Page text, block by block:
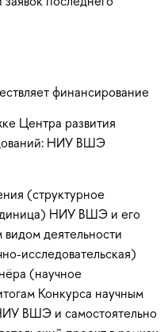
финансирование
Центра развития
НИУ ВШЭ
(структурное
НИУ ВШЭ и его
деятельности
исследовательская)
(научное
Конкурса научным
ВШЭ и самостоятельно